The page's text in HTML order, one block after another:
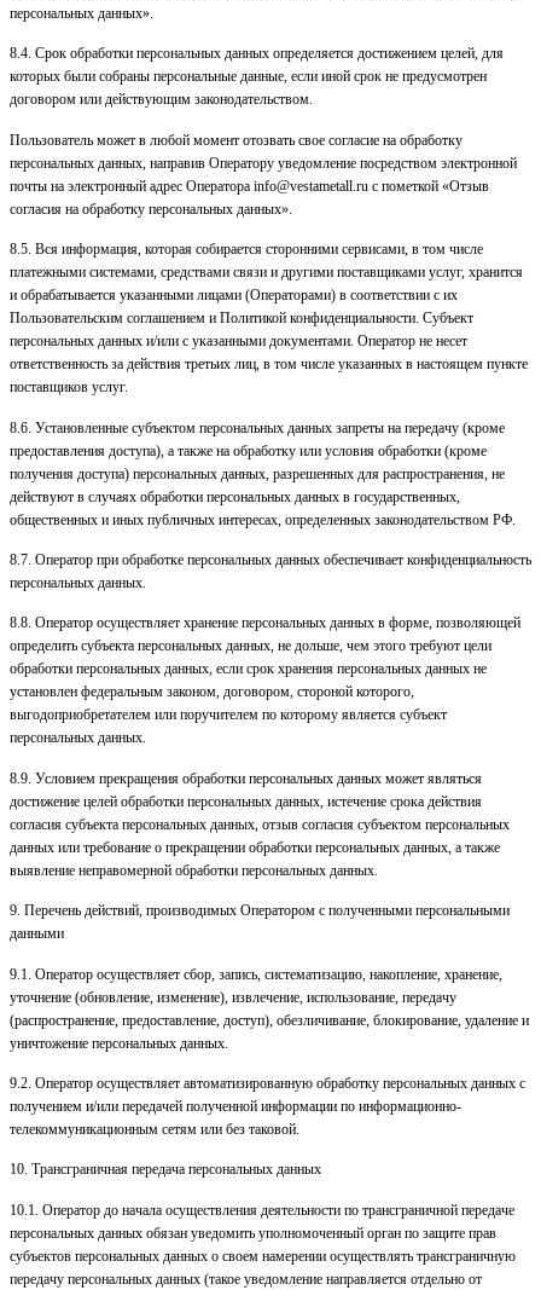
персональных данных».
8.4. Срок обработки персональных данных определяется достижением целей, для
которых были собраны персональные данные, если иной срок не предусмотрен
договором или действующим законодательством.
Пользователь может в любой момент отозвать свое согласие на обработку
персональных данных, направив Оператору уведомление посредством электронной
почты на электронный адрес Оператора info@vestametall.ru с пометкой «Отзыв
согласия на обработку персональных данных».
8.5. Вся информация, которая собирается сторонними сервисами, в том числе
платежными системами, средствами связи и другими поставщиками услуг, хранится
и обрабатывается указанными лицами (Операторами) в соответствии с их
Пользовательским соглашением и Политикой конфиденциальности. Субъект
персональных данных и/или с указанными документами. Оператор не несет
ответственность за действия третьих лиц, в том числе указанных в настоящем пункте
поставщиков услуг.
8.6. Установленные субъектом персональных данных запреты на передачу (кроме
предоставления доступа), а также на обработку или условия обработки (кроме
получения доступа) персональных данных, разрешенных для распространения, не
действуют в случаях обработки персональных данных в государственных,
общественных и иных публичных интересах, определенных законодательством РФ.
8.7. Оператор при обработке персональных данных обеспечивает конфиденциальность
персональных данных.
8.8. Оператор осуществляет хранение персональных данных в форме, позволяющей
определить субъекта персональных данных, не дольше, чем этого требуют цели
обработки персональных данных, если срок хранения персональных данных не
установлен федеральным законом, договором, стороной которого,
выгодоприобретателем или поручителем по которому является субъект
персональных данных.
8.9. Условием прекращения обработки персональных данных может являться
достижение целей обработки персональных данных, истечение срока действия
согласия субъекта персональных данных, отзыв согласия субъектом персональных
данных или требование о прекращении обработки персональных данных, а также
выявление неправомерной обработки персональных данных.
9. Перечень действий, производимых Оператором с полученными персональными
данными
9.1. Оператор осуществляет сбор, запись, систематизацию, накопление, хранение,
уточнение (обновление, изменение), извлечение, использование, передачу
(распространение, предоставление, доступ), обезличивание, блокирование, удаление и
уничтожение персональных данных.
9.2. Оператор осуществляет автоматизированную обработку персональных данных с
получением и/или передачей полученной информации по информационно-
телекоммуникационным сетям или без таковой.
10. Трансграничная передача персональных данных
10.1. Оператор до начала осуществления деятельности по трансграничной передаче
персональных данных обязан уведомить уполномоченный орган по защите прав
субъектов персональных данных о своем намерении осуществлять трансграничную
передачу персональных данных (такое уведомление направляется отдельно от